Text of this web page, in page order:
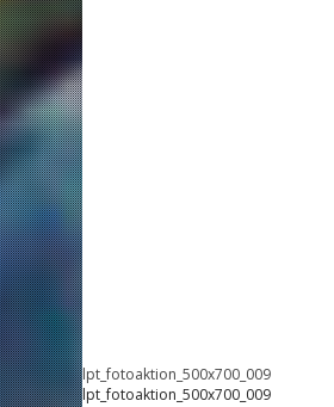
lpt_fotoaktion_500x700_009
lpt_fotoaktion_500x700_009